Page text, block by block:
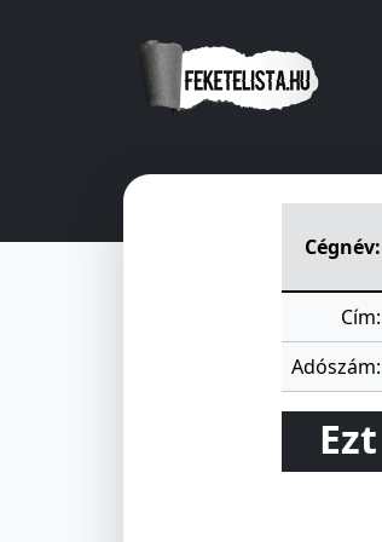
Cégnév:
Cím:
Adószám: